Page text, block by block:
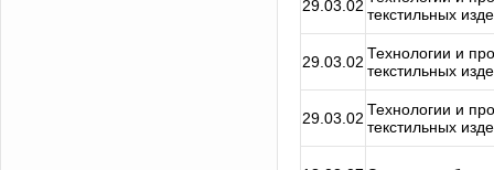
29.03.02 текстильных
29.03.02 Технологии и
текстильных
29.03.02 Технологии и
текстильных